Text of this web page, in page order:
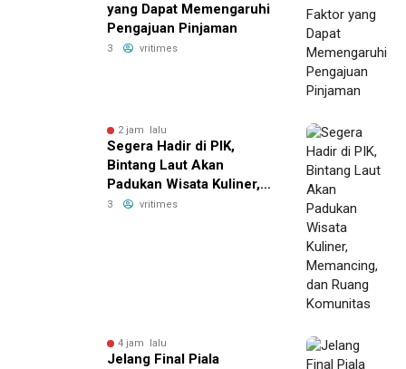
yang Dapat Memengaruhi
Pengajuan Pinjaman
3 vritimes
2 jam lalu
Segera Hadir di PIK,
Bintang Laut Akan
Padukan Wisata Kuliner,
Memancing, dan Ruang
3 vritimes
4 jam lalu
Jelang Final Piala